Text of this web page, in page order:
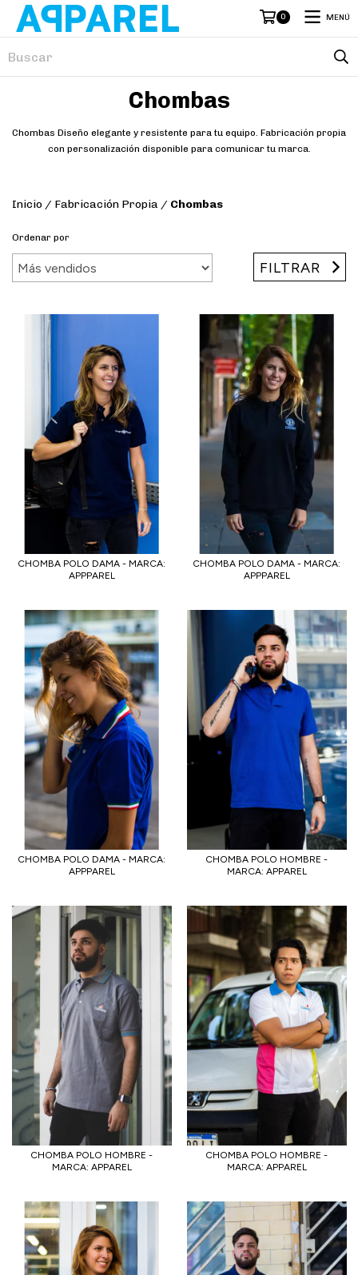
0 MENÚ
Chombas
Chombas Diseño elegante y resistente para tu equipo. Fabricación propia
con personalización disponible para comunicar tu marca.
Inicio / Fabricación Propia / Chombas
Ordenar por
FILTRAR
CHOMBA POLO DAMA - MARCA:
APPPAREL
CHOMBA POLO DAMA - MARCA:
APPPAREL
CHOMBA POLO DAMA - MARCA:
APPPAREL
CHOMBA POLO HOMBRE -
MARCA: APPAREL
CHOMBA POLO HOMBRE -
MARCA: APPAREL
CHOMBA POLO HOMBRE -
MARCA: APPAREL